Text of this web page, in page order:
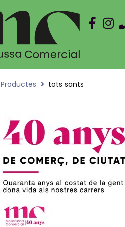
Productes tots sants